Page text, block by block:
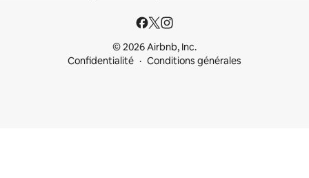
© 2026 Airbnb, Inc.
Confidentialité
Conditions générales